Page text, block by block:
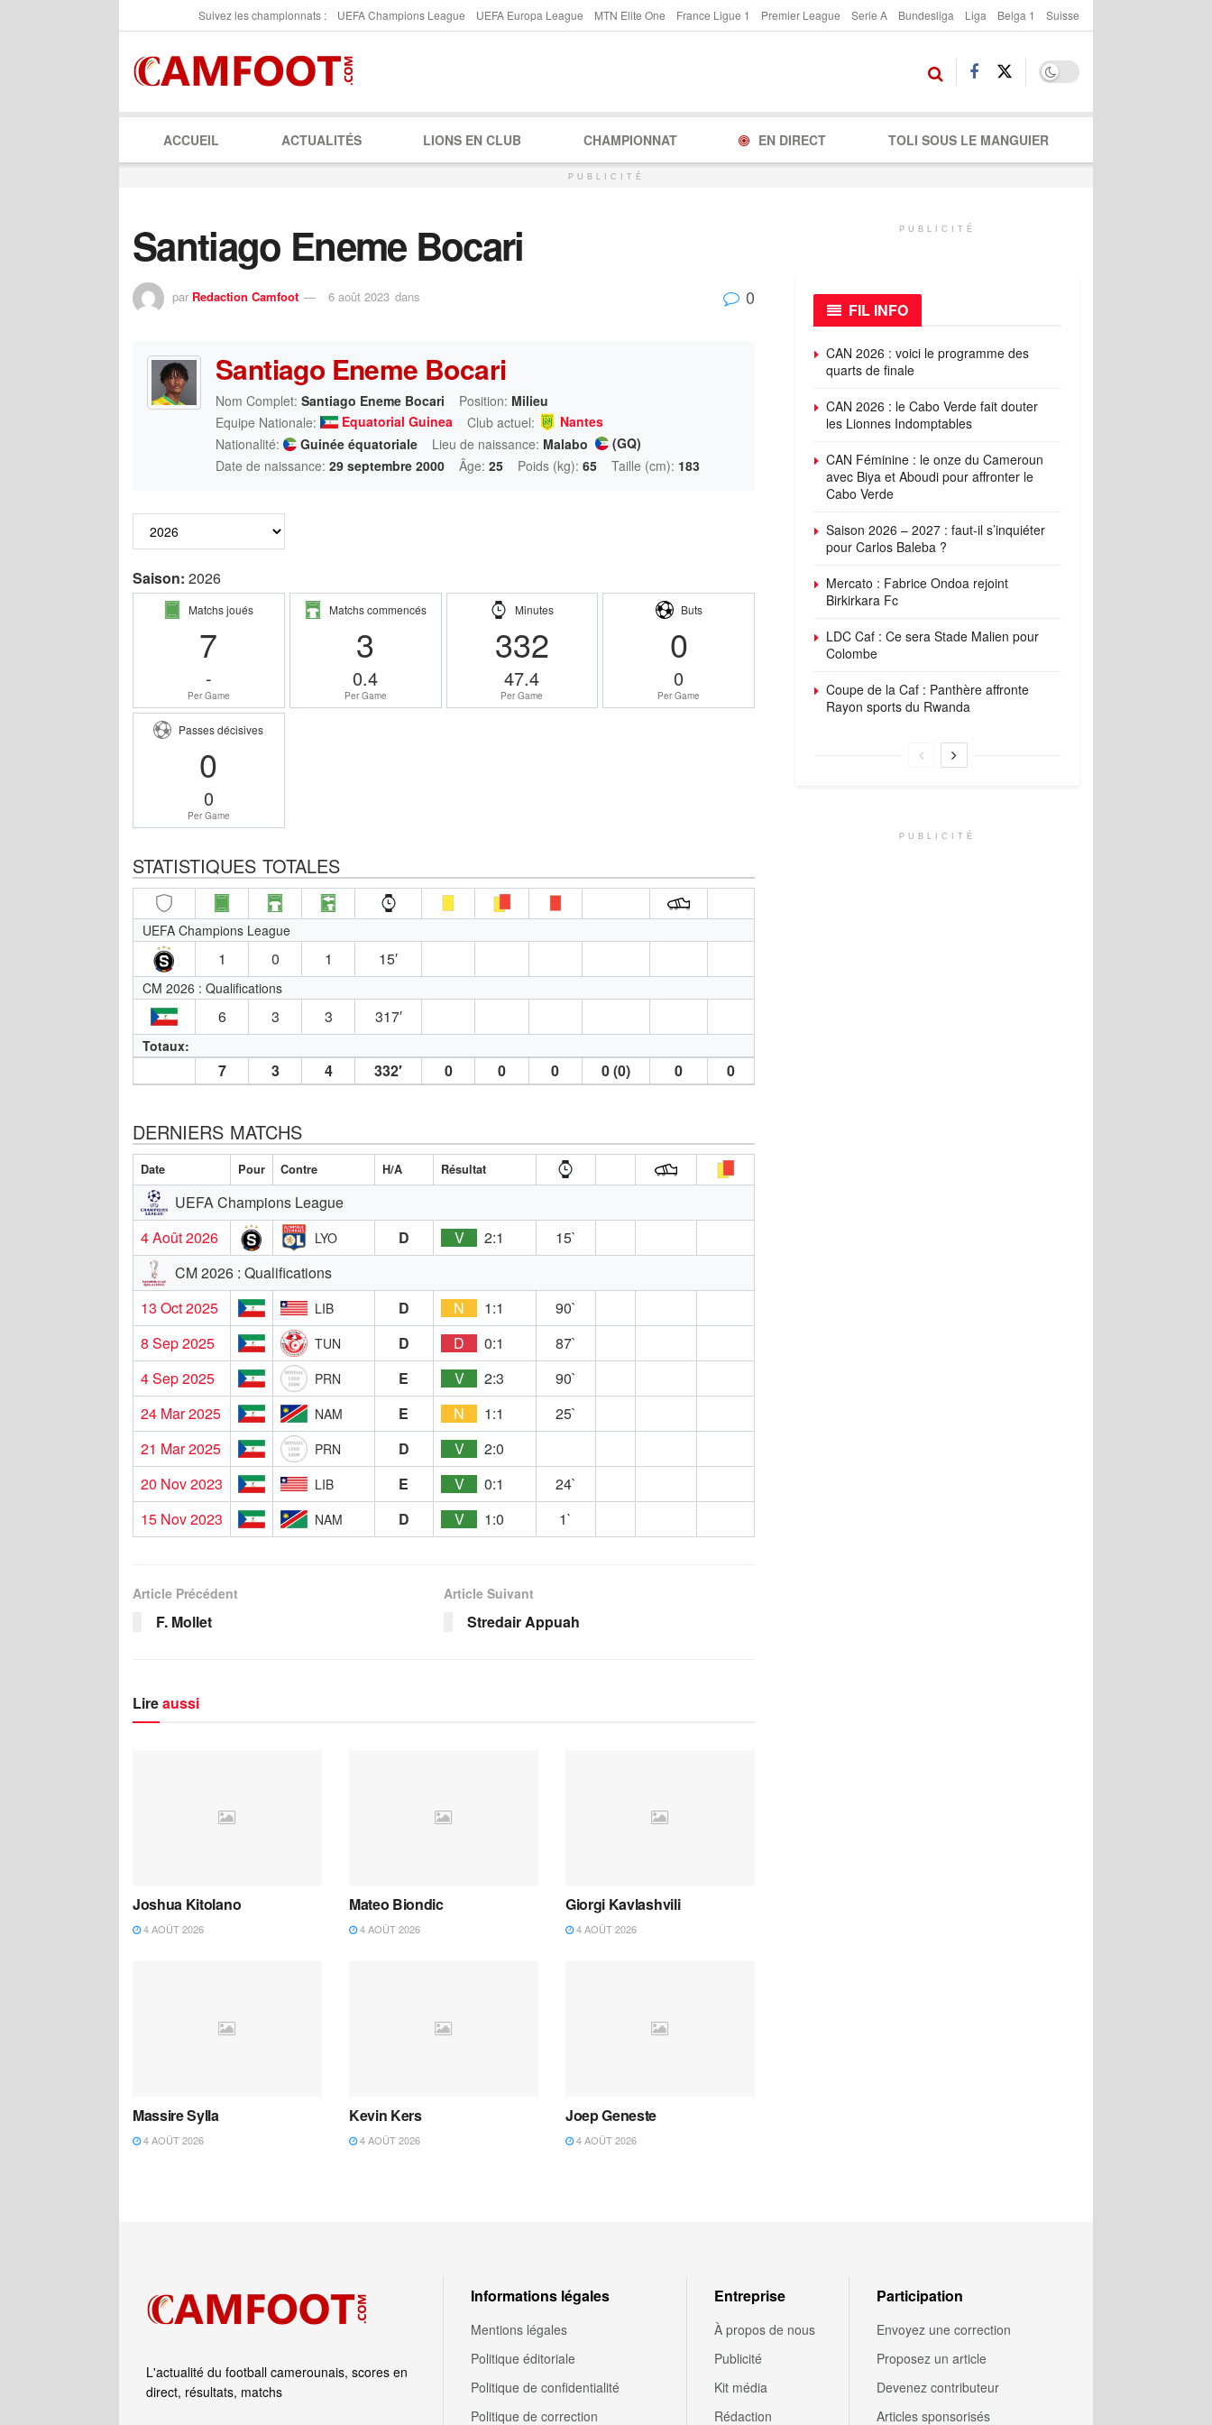
Suivez les championnats : UEFA Champions League UEFA Europa League MTN Elite One France Ligue 1 Premier League Serie A Bundesliga Liga Belga 1 Suisse
ACCUEIL ACTUALITÉS LIONS EN CLUB CHAMPIONNAT EN DIRECT TOLI SOUS LE MANGUIER
PUBLICITÉ
Santiago Eneme Bocari
par Redaction Camfoot 6 août 2023 dans 0
Santiago Eneme Bocari
Nom Complet: Santiago Eneme Bocari Position: Milieu
Equipe Nationale:
Equatorial Guinea Club actuel:
Nantes
Nationalité:
Guinée équatoriale Lieu de naissance: Malabo
(GQ)
Date de naissance: 29 septembre 2000 Âge: 25 Poids (kg): 65 Taille (cm): 183
Saison: 2026
Matchs joués
7
-
Per Game
Matchs commencés
3
0.4
Per Game
Minutes
332
47.4
Per Game
Buts
0
0
Per Game
Passes décisives
0
0
Per Game
STATISTIQUES TOTALES
UEFA Champions League
1 0 1 15′
CM 2026 : Qualifications
6 3 3 317′
Totaux:
7 3 4 332′ 0 0 0 0 (0) 0 0
DERNIERS MATCHS
Date Pour Contre H/A Résultat
UEFA Champions League
4 Août 2026
LYO D V 2:1
15`
CM 2026 : Qualifications
13 Oct 2025
LIB D N 1:1
90`
8 Sep 2025
TUN D D 0:1
87`
4 Sep 2025
PRN E V 2:3
90`
24 Mar 2025
NAM E N 1:1
25`
21 Mar 2025
PRN D V
2:0
20 Nov 2023
LIB E V 0:1
24`
15 Nov 2023
NAM D V 1:0 1`
Article Précédent
F. Mollet
Article Suivant
Stredair Appuah
Lireaussi
Joshua Kitolano
4 AOÛT 2026
Mateo Biondic
4 AOÛT 2026
Giorgi Kavlashvili
4 AOÛT 2026
Massire Sylla
4 AOÛT 2026
Kevin Kers
4 AOÛT 2026
Joep Geneste
4 AOÛT 2026
PUBLICITÉ
FIL INFO
CAN 2026 : voici le programme des
quarts de finale
CAN 2026 : le Cabo Verde fait douter
les Lionnes Indomptables
CAN Féminine : le onze du Cameroun
avec Biya et Aboudi pour affronter le
Cabo Verde
Saison 2026 – 2027 : faut-il s’inquiéter
pour Carlos Baleba ?
Mercato : Fabrice Ondoa rejoint
Birkirkara Fc
LDC Caf : Ce sera Stade Malien pour
Colombe
Coupe de la Caf : Panthère affronte
Rayon sports du Rwanda
PUBLICITÉ
L'actualité du football camerounais, scores en
direct, résultats, matchs
Informations légales
Mentions légales
Politique éditoriale
Politique de confidentialité
Politique de correction
Entreprise
À propos de nous
Publicité
Kit média
Rédaction
Participation
Envoyez une correction
Proposez un article
Devenez contributeur
Articles sponsorisés